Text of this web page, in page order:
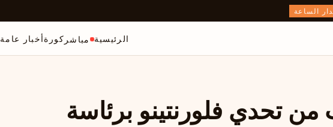
الساعة
الرئيسية مباشر كورةأخبار عامة
تحدي فلورنتينو برئاسة